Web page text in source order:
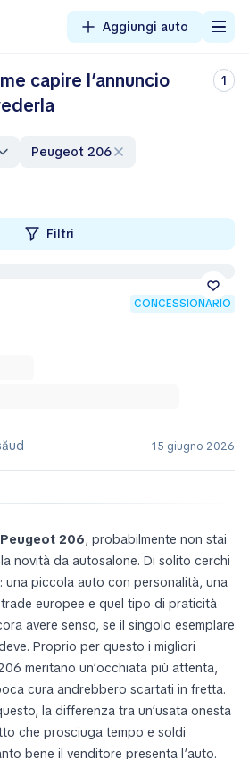
Aggiungi auto
capire l’annuncio
1
Peugeot 206
Filtri
CONCESSIONARIO
15 giugno 2026
Peugeot 206, probabilmente non stai
novità da autosalone. Di solito cerchi
una piccola auto con personalità, una
europee e quel tipo di praticità
avere senso, se il singolo esemplare
Proprio per questo i migliori
meritano un’occhiata più attenta,
cura andrebbero scartati in fretta.
la differenza tra un’usata onesta
che prosciuga tempo e soldi
bene il venditore presenta l’auto.